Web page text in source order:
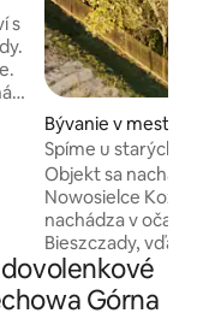
s
Bývanie v meste
ckie
Spíme u starých
Objekt sa
Nowosielce
nachádza v
Bieszczady,
miestom na
mesta. Štvrť
pre prírodu,
Górna